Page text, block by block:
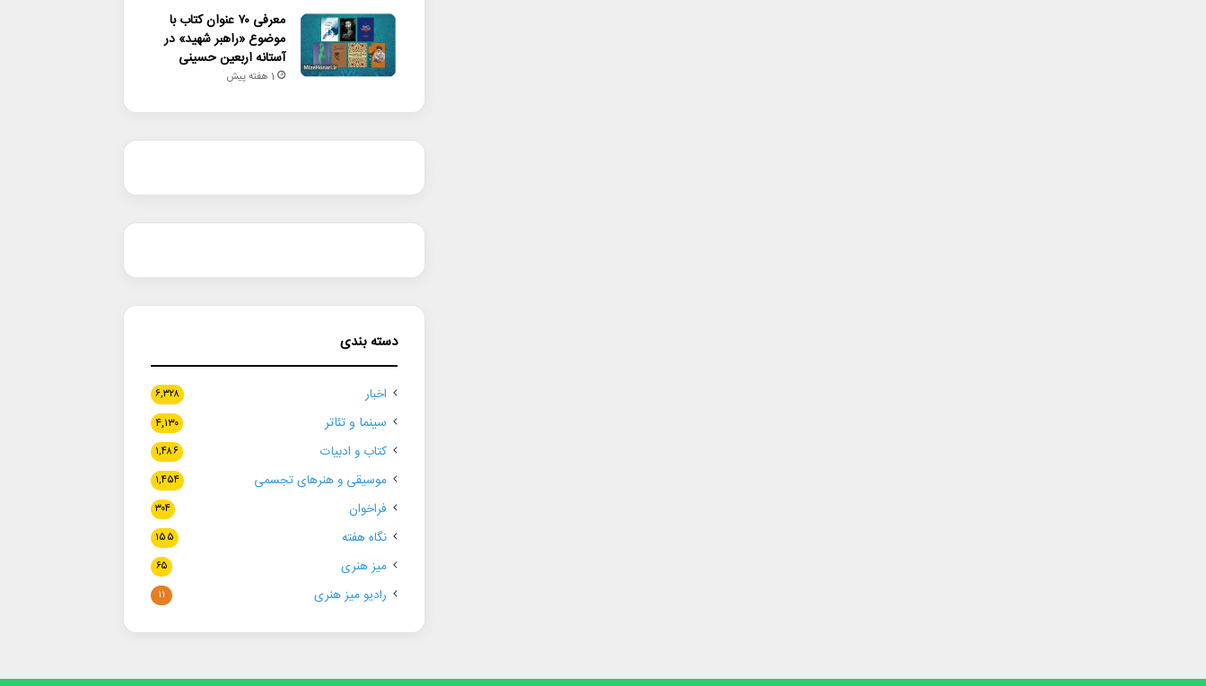
معرفی ۷۰ عنوان کتاب با
موضوع «راهبر شهید» در
آستانه اربعین حسینی
1 هفته پیش
دسته بندی
اخبار ۶,۳۲۸
سینما و تئاتر ۴,۱۳۰
کتاب و ادبیات ۱,۴۸۶
موسیقی و هنرهای تجسمی ۱,۴۵۴
فراخوان ۳۰۴
نگاه هفته ۱۵۵
میز هنری ۶۵
رادیو میز هنری ۱۱